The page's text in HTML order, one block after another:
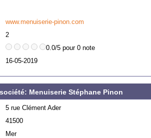
www.menuiserie-pinon.com
2
0.0/5 pour 0 note
16-05-2019
Menuiserie Stéphane Pinon
5 rue Clément Ader
41500
Mer